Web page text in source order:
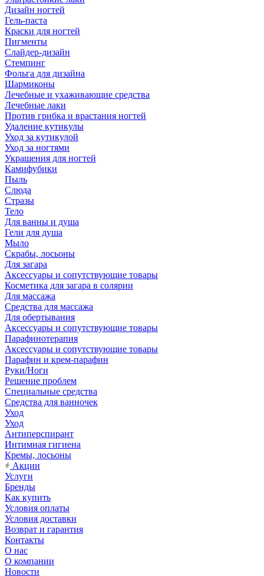
Дизайн ногтей
Гель-паста
Краски для ногтей
Пигменты
Слайдер-дизайн
Стемпинг
Фольга для дизайна
Шармиконы
Лечебные и ухаживающие средства
Лечебные лаки
Против грибка и врастания ногтей
Удаление кутикулы
Уход за кутикулой
Уход за ногтями
Украшения для ногтей
Камифубики
Пыль
Слюда
Стразы
Тело
Для ванны и душа
Гели для душа
Мыло
Скрабы, лосьоны
Для загара
Аксессуары и сопутствующие товары
Косметика для загара в солярии
Для массажа
Средства для массажа
Для обертывания
Аксессуары и сопутствующие товары
Парафинотерапия
Аксессуары и сопутствующие товары
Парафин и крем-парафин
Руки/Ноги
Решение проблем
Специальные средства
Средства для ванночек
Уход
Уход
Антиперспирант
Интимная гигиена
Кремы, лосьоны
Акции
Услуги
Бренды
Как купить
Условия оплаты
Условия доставки
Возврат и гарантия
Контакты
О нас
О компании
Новости